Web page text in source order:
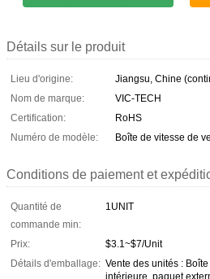
Détails sur le produit
Lieu d'origine:
Jiangsu, Chine
Nom de marque:
VIC-TECH
Certification:
RoHS
Numéro de modèle:
Boîte de vitesse de
Conditions de paiement et
Quantité de
commande min:
1UNIT
Prix:
$3.1~$7/Unit
Détails d'emballage: Vente des unités :
intérieure, paquet